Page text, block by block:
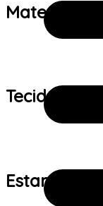
Material:
Tecido:
Estampa: